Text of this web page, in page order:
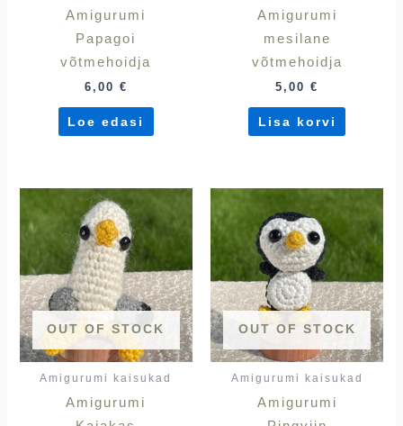
Amigurumi
Papagoi
võtmehoidja
6,00 €
Loe edasi
Amigurumi
mesilane
võtmehoidja
5,00€
Lisa korvi
OUT OF STOCK
Amigurumi kaisukad
Amigurumi
OUT OF STOCK
Amigurumi kaisukad
Amigurumi